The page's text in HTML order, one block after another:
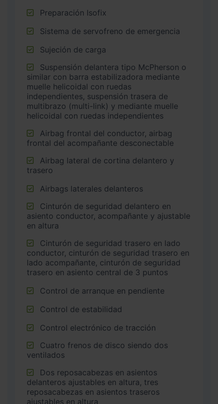
Preparación Isofix
Sistema de servofreno de emergencia
Sujeción de carga
similar con barra estabilizadora mediante
muelle helicoidal con ruedas
independientes, suspensión trasera de
multibrazo (multi-link) y mediante muelle
helicoidal con ruedas independientes
frontal del acompañante desconectable
trasero
Airbags laterales delanteros
asiento conductor, acompañante y ajustable
en altura
conductor, cinturón de seguridad trasero en
lado acompañante, cinturón de seguridad
trasero en asiento central de 3 puntos
Control de arranque en pendiente
Control de estabilidad
Control electrónico de tracción
ventilados
delanteros ajustables en altura, tres
reposacabezas en asientos traseros
ajustables en altura